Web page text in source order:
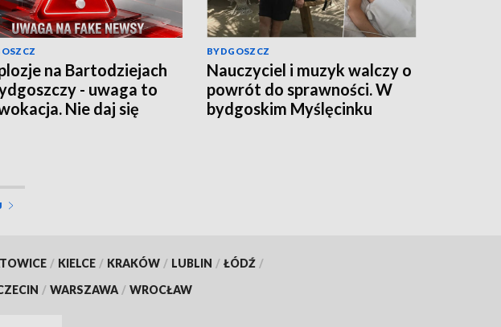
na Bartodziejach
- uwaga to
Nie daj się
BYDGOSZCZ
Nauczyciel i muzyk walczy o
powrót do sprawności. W
bydgoskim Myślęcinku
/ KIELCE / KRAKÓW / LUBLIN / ŁÓDŹ /
/ WARSZAWA / WROCŁAW